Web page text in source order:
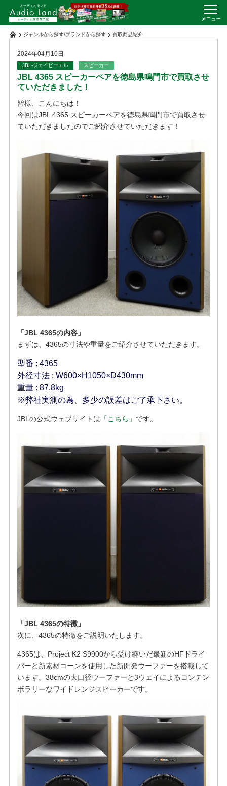
ジャンルから探す/ブランドから探す 買取商品紹介
2024年04月10日
JBL-ジェイビーエル スピーカー
JBL 4365 スピーカーペアを徳島県鳴門市で買取させ
ていただきました！
皆様、こんにちは！
今回はJBL 4365 スピーカーペアを徳島県鳴門市で買取させ
ていただきましたのでご紹介させていただきます！
「JBL 4365の内容」
まずは、4365の寸法や重量をご紹介させていただきます。
型番 : 4365
外径寸法 : W600×H1050×D430mm
重量 : 87.8kg
※弊社実測の為、多少の誤差はご了承下さい。
JBLの公式ウェブサイトは 「こちら」 です。
「JBL 4365の特徴」
次に、4365の特徴をご説明いたします。
4365は、Project K2 S9900から受け継いだ最新のHFドライ
バーと新素材コーンを使用した新開発ウーファーを搭載して
います。38cmの大口径ウーファーと3ウェイによるコンテン
ポラリーなワイドレンジスピーカーです。